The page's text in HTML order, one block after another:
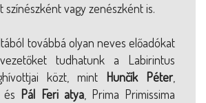
színészként vagy zenészként is.
továbbá olyan neves előadókat
tudhatunk a Labirintus
közt, mint Hunčík Péter
, és Pál Feri atya, Prima Primissima